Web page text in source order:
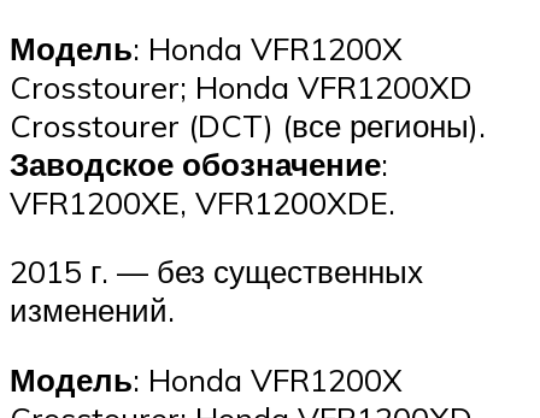
Модель: Honda VFR1200X
Crosstourer; Honda VFR1200XD
Crosstourer (DCT) (все регионы).
Заводское обозначение:
VFR1200XE, VFR1200XDE.
2015 г. — без существенных
изменений.
Модель: Honda VFR1200X